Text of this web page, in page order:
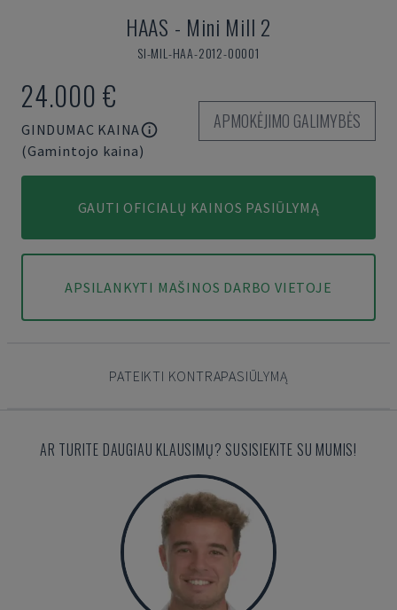
HAAS - Mini Mill 2
SI-MIL-HAA-2012-00001
24.000 €
GINDUMAC KAINA
(Gamintojo kaina)
APMOKĖJIMO GALIMYBĖS
GAUTI OFICIALŲ KAINOS PASIŪLYMĄ
APSILANKYTI MAŠINOS DARBO VIETOJE
PATEIKTI KONTRAPASIŪLYMĄ
AR TURITE DAUGIAU KLAUSIMŲ? SUSISIEKITE SU MUMIS!